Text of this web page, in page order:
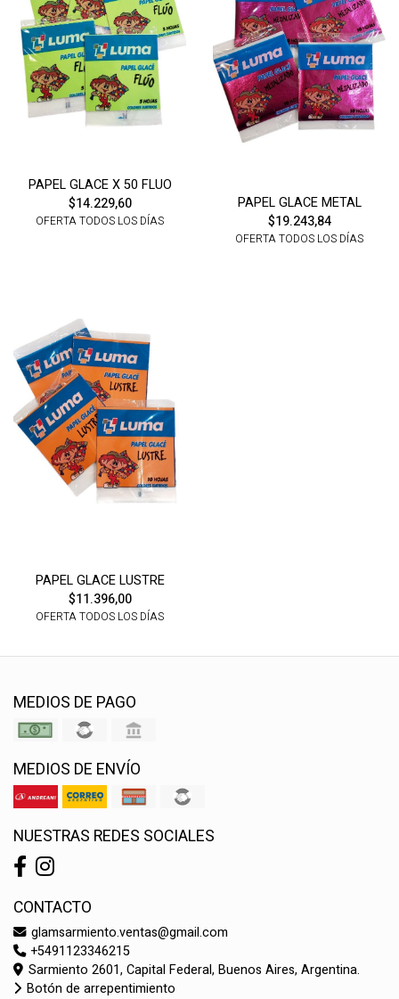
PAPEL GLACE X 50 FLUO
$14.229,60
OFERTA TODOS LOS DÍAS
PAPEL GLACE METAL
$19.243,84
OFERTA TODOS LOS DÍAS
PAPEL GLACE LUSTRE
$11.396,00
OFERTA TODOS LOS DÍAS
MEDIOS DE PAGO
MEDIOS DE ENVÍO
NUESTRAS REDES SOCIALES
CONTACTO
glamsarmiento.ventas@gmail.com
+5491123346215
Sarmiento 2601, Capital Federal, Buenos Aires, Argentina.
Botón de arrepentimiento